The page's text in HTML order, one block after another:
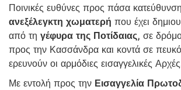
Ποινικές ευθύνες προς πάσα
ανεξέλεγκτη χωματερή που έχει
από τη γέφυρα της Ποτίδαιας, σε δρόμο
προς την Κασσάνδρα και κοντά σε
ερευνούν οι αρμόδιες εισαγγελικές
Με εντολή προς την Εισαγγελία